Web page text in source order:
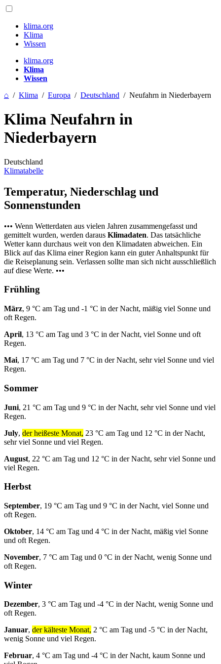
klima.org
Klima
Wissen
klima.org
Klima
Wissen
⌂ / Klima / Europa / Deutschland / Neufahrn in Niederbayern
Klima Neufahrn in
Niederbayern
Deutschland
Klimatabelle
Temperatur, Niederschlag und
Sonnenstunden
••• Wenn Wetterdaten aus vielen Jahren zusammengefasst und
gemittelt wurden, werden daraus Klimadaten. Das tatsächliche
Wetter kann durchaus weit von den Klimadaten abweichen. Ein
Blick auf das Klima einer Region kann ein guter Anhaltspunkt für
die Reiseplanung sein. Verlassen sollte man sich nicht ausschließlich
auf diese Werte. •••
Frühling
März, 9 °C am Tag und -1 °C in der Nacht, mäßig viel Sonne und
oft Regen.
April, 13 °C am Tag und 3 °C in der Nacht, viel Sonne und oft
Regen.
Mai, 17 °C am Tag und 7 °C in der Nacht, sehr viel Sonne und viel
Regen.
Sommer
Juni, 21 °C am Tag und 9 °C in der Nacht, sehr viel Sonne und viel
Regen.
July, der heißeste Monat, 23 °C am Tag und 12 °C in der Nacht,
sehr viel Sonne und viel Regen.
August, 22 °C am Tag und 12 °C in der Nacht, sehr viel Sonne und
viel Regen.
Herbst
September, 19 °C am Tag und 9 °C in der Nacht, viel Sonne und
oft Regen.
Oktober, 14 °C am Tag und 4 °C in der Nacht, mäßig viel Sonne
und oft Regen.
November, 7 °C am Tag und 0 °C in der Nacht, wenig Sonne und
oft Regen.
Winter
Dezember, 3 °C am Tag und -4 °C in der Nacht, wenig Sonne und
oft Regen.
Januar, der kälteste Monat, 2 °C am Tag und -5 °C in der Nacht,
wenig Sonne und viel Regen.
Februar, 4 °C am Tag und -4 °C in der Nacht, kaum Sonne und